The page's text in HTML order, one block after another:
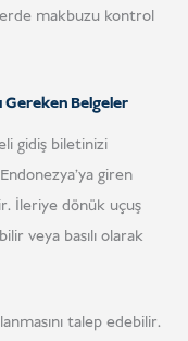
makbuzu kontrol
Gereken Belgeler
gidiş biletinizi
giren
İleriye dönük uçuş
veya basılı olarak
talep edebilir.